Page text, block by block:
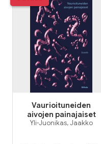
Vaurioituneiden
aivojen painajaiset
Yli-Juonikas, Jaakko